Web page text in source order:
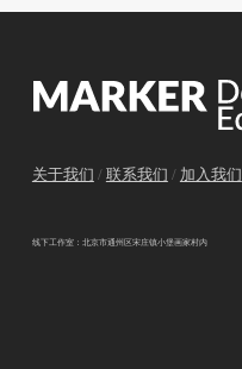
关于我们 / 联系我们 / 加入我们
线下工作室：北京市通州区宋庄镇小堡画家村内